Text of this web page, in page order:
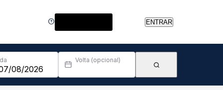
ENTRAR
Volta (opcional)